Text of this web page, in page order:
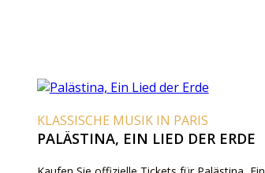
KLASSISCHE MUSIK IN PARIS
PALÄSTINA, EIN LIED DER ERDE